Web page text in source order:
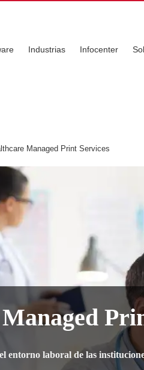
Industrias Infocenter
Managed Print Services
entorno laboral de las